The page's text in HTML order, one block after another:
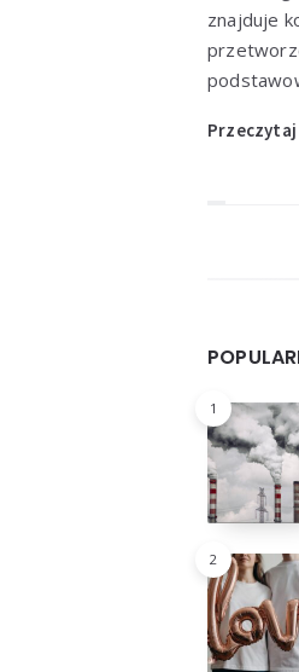
znajduje
Przeczytaj
1
2